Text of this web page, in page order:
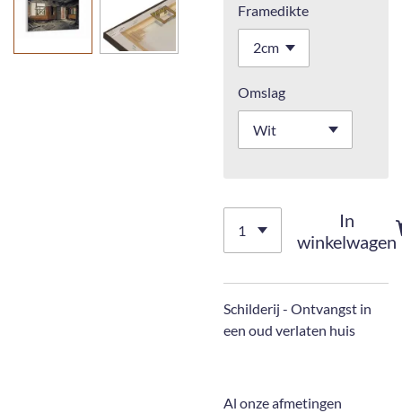
Framedikte
Omslag
In
winkelwagen
Schilderij - Ontvangst in
een oud verlaten huis
Al onze afmetingen